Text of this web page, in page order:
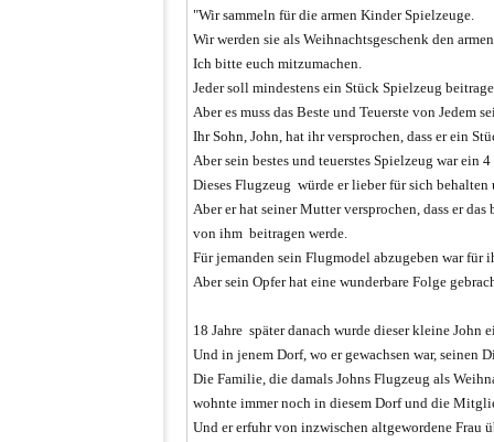
"Wir sammeln für die armen Kinder Spielzeuge.
Wir werden sie als Weihnachtsgeschenk den
Ich bitte euch mitzumachen.
Jeder soll mindestens ein Stück Spielzeug
Aber es muss das Beste und Teuerste von Jedem
Ihr Sohn, John, hat ihr versprochen, dass er ein
Aber sein bestes und teuerstes Spielzeug war ein
Dieses Flugzeug würde er lieber für sich behalten
Aber er hat seiner Mutter versprochen, dass er das
von ihm beitragen werde.
Für jemanden sein Flugmodel abzugeben war für
Aber sein Opfer hat eine wunderbare Folge
18 Jahre später danach wurde dieser kleine John
Und in jenem Dorf, wo er gewachsen war, seinen
Die Familie, die damals Johns Flugzeug als
wohnte immer noch in diesem Dorf und die
Und er erfuhr von inzwischen altgewordene Frau